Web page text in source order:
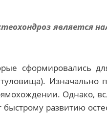
является
сформировались
Однако,
развитию